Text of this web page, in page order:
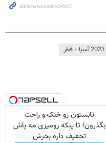
تابستون رو خنک و راحت
بگذرون! تا پنکه رومیزی مه پاش
تخفیف داره بخرش